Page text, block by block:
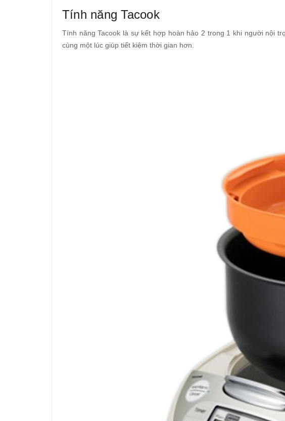
Tính năng Tacook
Tính năng Tacook là sự kết hợp hoàn hảo 2 trong 1 khi người nội
cùng một lúc giúp tiết kiệm thời gian hơn.